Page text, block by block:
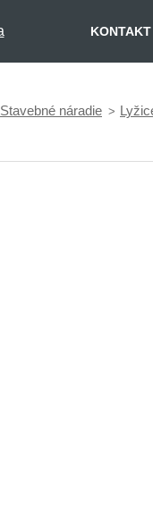
KONTAKT
Stavebné náradie